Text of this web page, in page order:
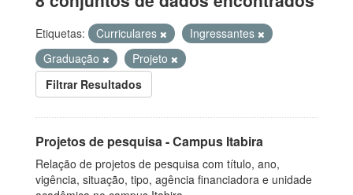
Etiquetas: Curriculares
Ingressantes
Graduação
Projeto
Filtrar Resultados
Projetos de pesquisa - Campus Itabira
Relação de projetos de pesquisa com título, ano,
vigência, situação, tipo, agência financiadora e unidade